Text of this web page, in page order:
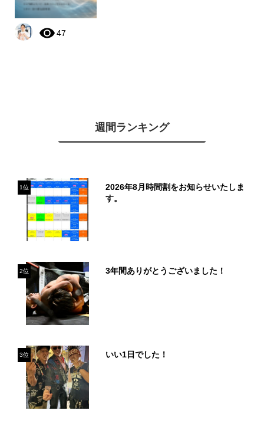
47
週間ランキング
1位
2026年8月時間割をお知らせいたしま
す。
2位 3年間ありがとうございました！
3位 いい1日でした！